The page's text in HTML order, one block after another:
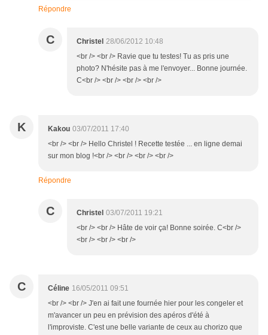
Répondre
C Christel 28/06/2012 10:48
<br /> <br /> Ravie que tu testes! Tu as pris une
photo? N'hésite pas à me l'envoyer... Bonne journée.
C<br /> <br /> <br /> <br />
K Kakou 03/07/2011 17:40
<br /> <br /> Hello Christel ! Recette testée ... en ligne demai
sur mon blog !<br /> <br /> <br /> <br />
Répondre
C Christel 03/07/2011 19:21
<br /> <br /> Hâte de voir ça! Bonne soirée. C<br />
<br /> <br /> <br />
C Céline 16/05/2011 09:51
<br /> <br /> J'en ai fait une fournée hier pour les congeler et
m'avancer un peu en prévision des apéros d'été à
l'improviste. C'est une belle variante de ceux au chorizo que